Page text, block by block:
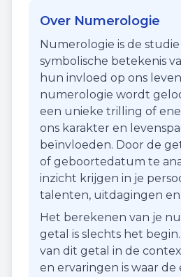
Over Numerologie
Numerologie is de
symbolische betekenis
hun invloed op ons
numerologie wordt
een unieke trilling of
ons karakter en
beïnvloeden. Door de
of geboortedatum te
inzicht krijgen in je
talenten, uitdagingen en
Het berekenen van je
getal is slechts het
van dit getal in de
en ervaringen is waar